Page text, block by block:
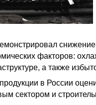
факторов:
а также
в России
сектором и